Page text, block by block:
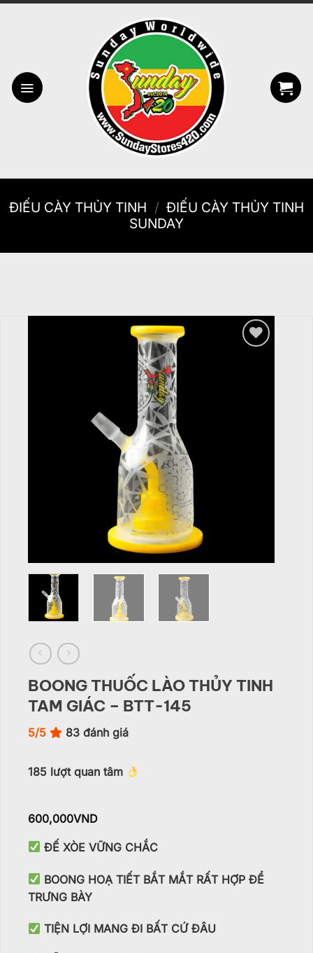
Bỏ
ĐIẾU CÀY THỦY TINH / ĐIẾU CÀY THỦY TINH
SUNDAY
BOONG THUỐC LÀO THỦY TINH
TAM GIÁC – BTT-145
5/5 83 đánh giá
185 lượt quan tâm
600,000VND
ĐẾ XÒE VỮNG CHẮC
BOONG HOẠ TIẾT BẮT MẮT RẤT HỢP ĐỂ
TRƯNG BÀY
TIỆN LỢI MANG ĐI BẤT CỨ ĐÂU